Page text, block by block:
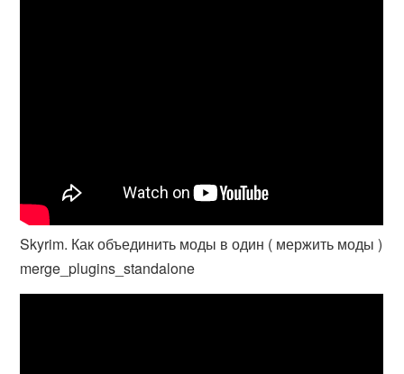
Skyrim. Как объединить моды в один ( мержить моды )
merge_plugins_standalone